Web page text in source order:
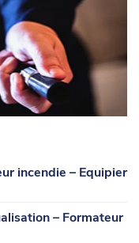
incendie – Equipier
– Formateur